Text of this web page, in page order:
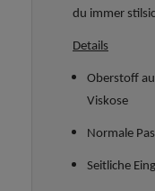
du immer
Details
Oberstoff
Viskose
Normale
Seitliche